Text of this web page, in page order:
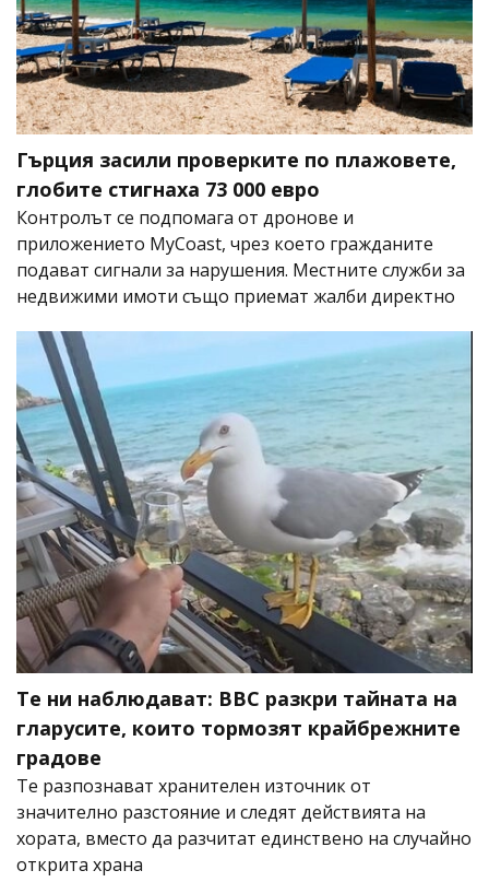
Гърция засили проверките по плажовете,
глобите стигнаха 73 000 евро
Контролът се подпомага от дронове и
приложението MyCoast, чрез което гражданите
подават сигнали за нарушения. Местните служби за
недвижими имоти също приемат жалби директно
Те ни наблюдават: BBC разкри тайната на
гларусите, които тормозят крайбрежните
градове
Те разпознават хранителен източник от
значително разстояние и следят действията на
хората, вместо да разчитат единствено на случайно
открита храна